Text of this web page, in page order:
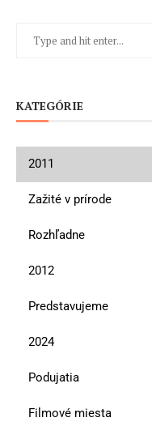
KATEGÓRIE
2011
Zažité v prírode
Rozhľadne
2012
Predstavujeme
2024
Podujatia
Filmové miesta